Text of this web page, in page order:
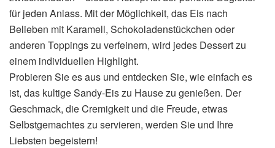
für jeden Anlass. Mit der Möglichkeit, das Eis nach
Belieben mit Karamell, Schokoladenstückchen oder
anderen Toppings zu verfeinern, wird jedes Dessert zu
einem individuellen Highlight.
Probieren Sie es aus und entdecken Sie, wie einfach es
ist, das kultige Sandy-Eis zu Hause zu genießen. Der
Geschmack, die Cremigkeit und die Freude, etwas
Selbstgemachtes zu servieren, werden Sie und Ihre
Liebsten begeistern!